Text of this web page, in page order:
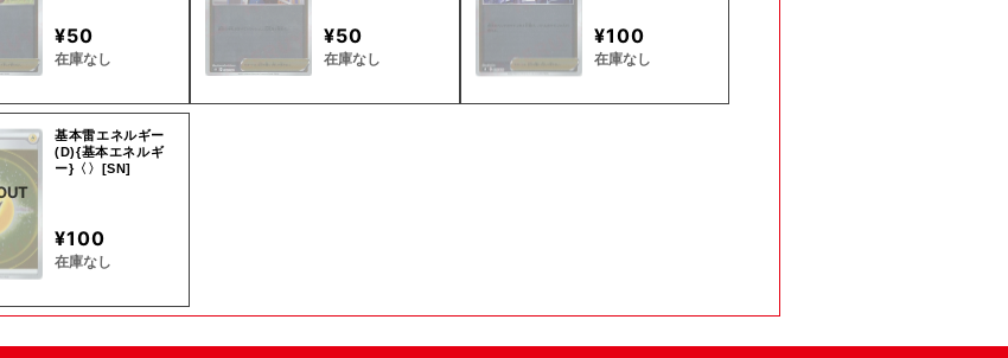
¥50
在庫なし
¥50
在庫なし
¥100
在庫なし
基本雷エネルギー
(D){基本エネルギ
ー}〈〉[SN]
¥100
在庫なし